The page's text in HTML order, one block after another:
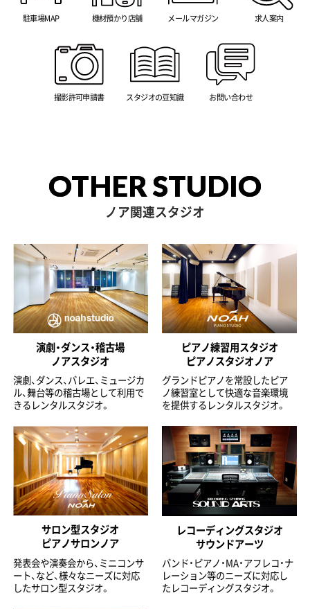
駐車場MAP 機材預かり店舗 メールマガジン 求人案内
撮影許可申請書 スタジオの豆知識 お問い合わせ
OTHER STUDIO
ノア関連スタジオ
演劇・ダンス・稽古場
ノアスタジオ
演劇、ダンス、バレエ、ミュージカ
ル、舞台等の稽古場として利用で
きるレンタルスタジオ。
ピアノ練習用スタジオ
ピアノスタジオノア
グランドピアノを常設したピア
ノ練習室として快適な音楽環境
を提供するレンタルスタジオ。
サロン型スタジオ
ピアノサロンノア
発表会や演奏会から、ミニコンサ
ート、など、様々なニーズに対応
したサロン型スタジオ。
レコーディングスタジオ
サウンドアーツ
バンド・ピアノ・MA・アフレコ・ナ
レーション等のニーズに対応し
たレコーディングスタジオ。